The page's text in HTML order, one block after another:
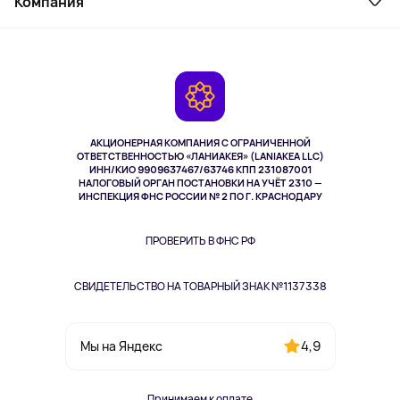
АКЦИОНЕРНАЯ КОМПАНИЯ С ОГРАНИЧЕННОЙ
ОТВЕТСТВЕННОСТЬЮ «ЛАНИАКЕЯ» (LANIAKEA LLC)
ИНН/КИО 9909637467/63746 КПП 231087001
НАЛОГОВЫЙ ОРГАН ПОСТАНОВКИ НА УЧЁТ 2310 —
ИНСПЕКЦИЯ ФНС РОССИИ № 2 ПО Г. КРАСНОДАРУ
ПРОВЕРИТЬ В ФНС РФ
СВИДЕТЕЛЬСТВО НА ТОВАРНЫЙ ЗНАК №1137338
Мы на Яндекс 4,9
Здоровье питомцев
Одежда и аксессуары